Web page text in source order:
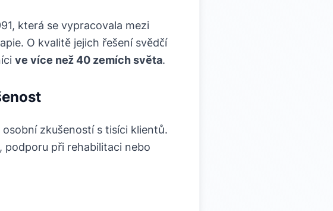
která se vypracovala mezi
O kvalitě jejich řešení svědčí
ve více než 40 zemích světa.
zkušeností s tisíci klientů.
podporu při rehabilitaci nebo